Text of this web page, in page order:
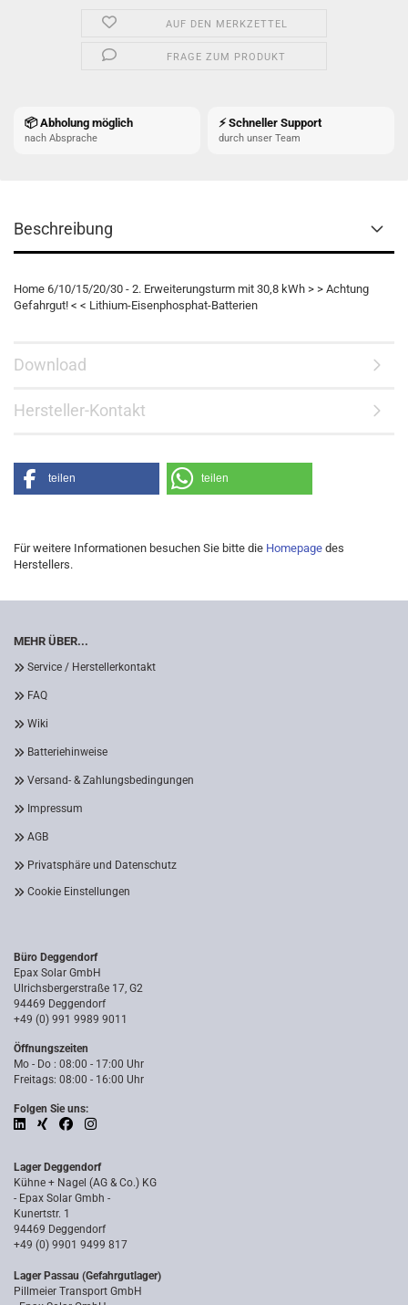
AUF DEN MERKZETTEL
FRAGE ZUM PRODUKT
📦 Abholung möglich
nach Absprache
⚡ Schneller Support
durch unser Team
Beschreibung
Home 6/10/15/20/30 - 2. Erweiterungsturm mit 30,8 kWh > > Achtung
Gefahrgut! < < Lithium-Eisenphosphat-Batterien
Download
Hersteller-Kontakt
teilen teilen
Für weitere Informationen besuchen Sie bitte die Homepage des
Herstellers.
MEHR ÜBER...
Service / Herstellerkontakt
FAQ
Wiki
Batteriehinweise
Versand- & Zahlungsbedingungen
Impressum
AGB
Privatsphäre und Datenschutz
Cookie Einstellungen
Büro Deggendorf
Epax Solar GmbH
Ulrichsbergerstraße 17, G2
94469 Deggendorf
+49 (0) 991 9989 9011
Öffnungszeiten
Mo - Do : 08:00 - 17:00 Uhr
Freitags: 08:00 - 16:00 Uhr
Folgen Sie uns:
Lager Deggendorf
Kühne + Nagel (AG & Co.) KG
- Epax Solar Gmbh -
Kunertstr. 1
94469 Deggendorf
+49 (0) 9901 9499 817
Lager Passau (Gefahrgutlager)
Pillmeier Transport GmbH